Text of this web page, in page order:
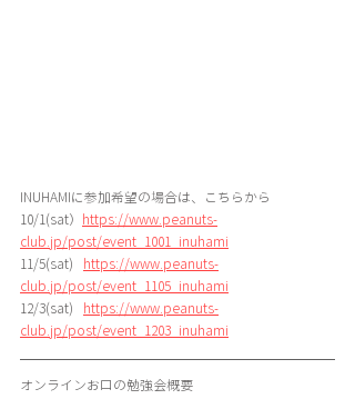
INUHAMIに参加希望の場合は、こちらから
10/1(sat） https://www.peanuts-
club.jp/post/event_1001_inuhami
11/5(sat) https://www.peanuts-
club.jp/post/event_1105_inuhami
12/3(sat) https://www.peanuts-
club.jp/post/event_1203_inuhami
オンラインお口の勉強会概要